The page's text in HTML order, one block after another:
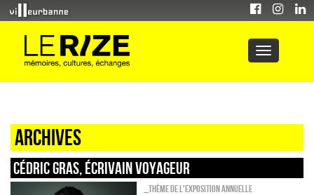
Archives
CÉDRIC GRAS, ÉCRIVAIN VOYAGEUR
_Thème de l'exposition annuelle